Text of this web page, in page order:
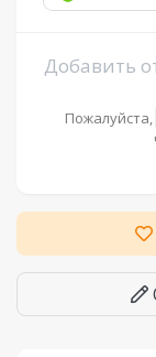
Добавить
Пожалуйста,